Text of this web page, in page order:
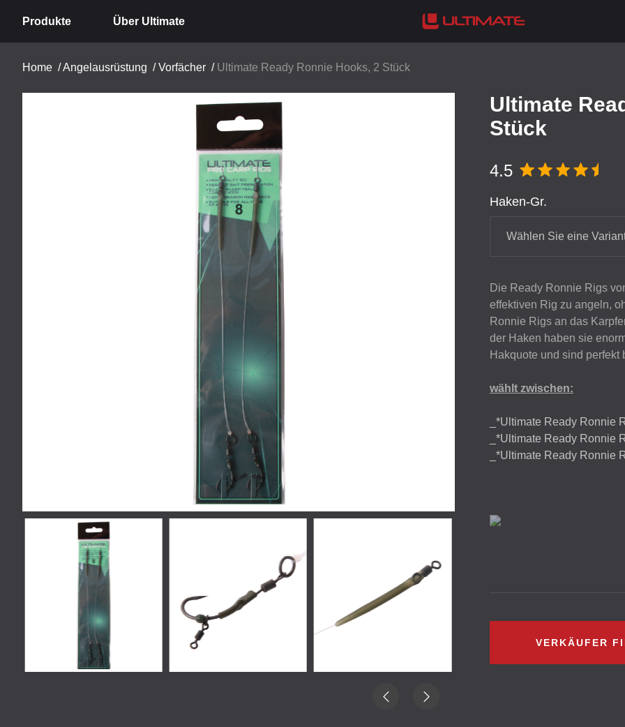
Produkte Über Ultimate
Home /Angelausrüstung /Vorfächer / Ultimate Ready Ronnie Hooks, 2 Stück
Ultimate
Stück
4.5
Haken-Gr.
Wählen Sie eine
Die Ready Ronnie Rigs
effektiven Rig zu angeln,
Ronnie Rigs an das
der Haken haben sie
Hakquote und sind perfekt
wählt zwischen:
_*Ultimate Ready Ronnie
_*Ultimate Ready Ronnie
_*Ultimate Ready Ronnie
VERKÄUFER